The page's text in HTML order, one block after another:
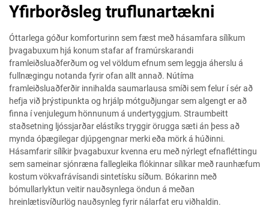
Yfirborðsleg truflunartækni
Óttarlega góður komforturinn sem fæst með hásamfara sílíkum
þvagabuxum hjá konum stafar af framúrskarandi
framleiðsluaðferðum og vel völdum efnum sem leggja áherslu á
fullnægingu notanda fyrir ofan allt annað. Nútíma
framleiðsluaðferðir innihalda saumarlausa smíði sem felur í sér að
hefja við þrýstipunkta og hrjálp mótguðjungar sem algengt er að
finna í venjulegum hönnunum á undertyggjum. Straumbeitt
staðsetning ljóssjarðar elástíks tryggir örugga sæti án þess að
mynda óþægilegar djúpgengnar merki eða mörk á húðinni.
Hásamfarir sílíkir þvagabuxur kvenna eru með nýrlegt efnafléttingu
sem sameinar sjónræna fallegleika flókinnar sílíkar með raunhæfum
kostum vökvafrávísandi sintetísku síðum. Bókarinn með
bómullarlyktun veitir nauðsynlega öndun á meðan
hreinlætisvíðurlög nauðsynleg fyrir nálarfat eru viðhaldin.